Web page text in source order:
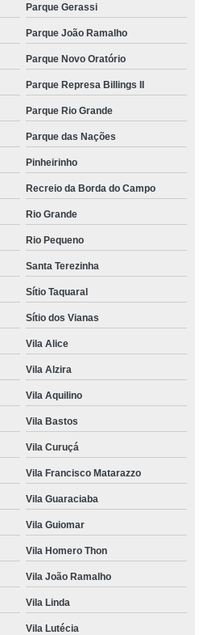
Parque Gerassi
Parque João Ramalho
Parque Novo Oratório
Parque Represa Billings II
Parque Rio Grande
Parque das Nações
Pinheirinho
Recreio da Borda do Campo
Rio Grande
Rio Pequeno
Santa Terezinha
Sítio Taquaral
Sítio dos Vianas
Vila Alice
Vila Alzira
Vila Aquilino
Vila Bastos
Vila Curuçá
Vila Francisco Matarazzo
Vila Guaraciaba
Vila Guiomar
Vila Homero Thon
Vila João Ramalho
Vila Linda
Vila Lutécia